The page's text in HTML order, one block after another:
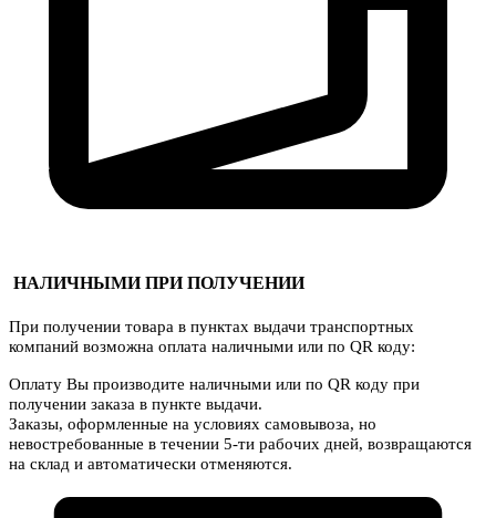
НАЛИЧНЫМИ ПРИ ПОЛУЧЕНИИ
При получении товара в пунктах выдачи транспортных
компаний возможна оплата наличными или по QR коду:
Оплату Вы производите наличными или по QR коду при
получении заказа в пункте выдачи.
Заказы, оформленные на условиях самовывоза, но
невостребованные в течении 5-ти рабочих дней, возвращаются
на склад и автоматически отменяются.